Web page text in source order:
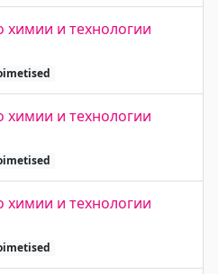
химии и технологии
химии и технологии
химии и технологии